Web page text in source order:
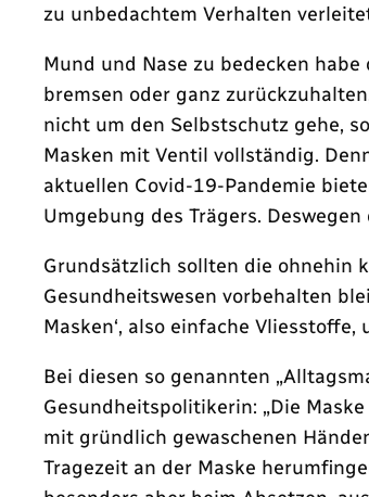
zu unbedachtem Verhalten
Mund und Nase zu bedecken
bremsen oder ganz
nicht um den Selbstschutz gehe,
Masken mit Ventil vollständig.
aktuellen Covid-19-Pandemie
Umgebung des Trägers.
Grundsätzlich sollten die ohnehin
Gesundheitswesen vorbehalten
Masken‘, also einfache
Bei diesen so genannten
Gesundheitspolitikerin: „Die
mit gründlich gewaschenen
Tragezeit an der Maske